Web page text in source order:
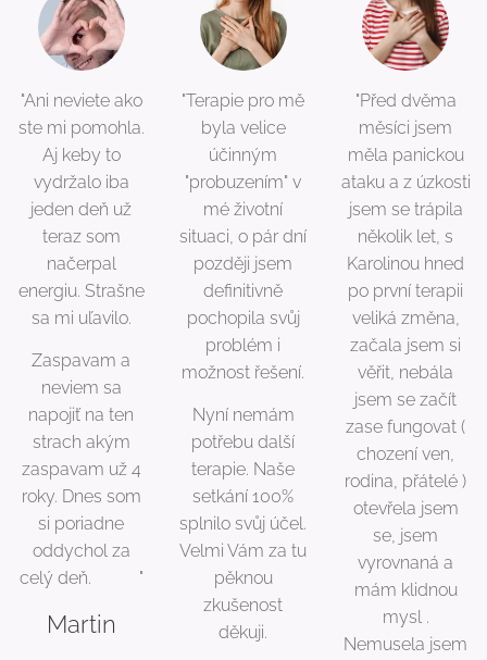
"Ani neviete ako
ste mi pomohla.
Aj keby to
vydržalo iba
jeden deň už
teraz som
načerpal
energiu. Strašne
sa mi uľavilo.
Zaspavam a
neviem sa
napojiť na ten
strach akým
zaspavam už 4
roky. Dnes som
si poriadne
oddychol za
celý deň. 🙏❤️"
Martin
"Terapie pro mě
byla velice
účinným
"probuzením" v
mé životní
situaci, o pár dní
později jsem
definitivně
pochopila svůj
problém i
možnost řešení.
Nyní nemám
potřebu další
terapie. Naše
setkání 100%
splnilo svůj účel.
Velmi Vám za tu
pěknou
zkušenost
děkuji.
"Před dvěma
měsíci jsem
měla panickou
ataku a z úzkosti
jsem se trápila
několik let, s
Karolinou hned
po první terapii
veliká změna,
začala jsem si
věřit, nebála
jsem se začít
zase fungovat (
chození ven,
rodina, přátelé )
otevřela jsem
se, jsem
vyrovnaná a
mám klidnou
mysl .
Nemusela jsem